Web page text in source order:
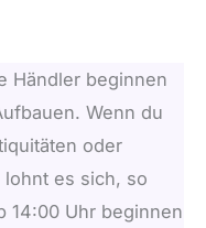
Händler beginnen
Wenn du
oder
es sich, so
14:00 Uhr beginnen